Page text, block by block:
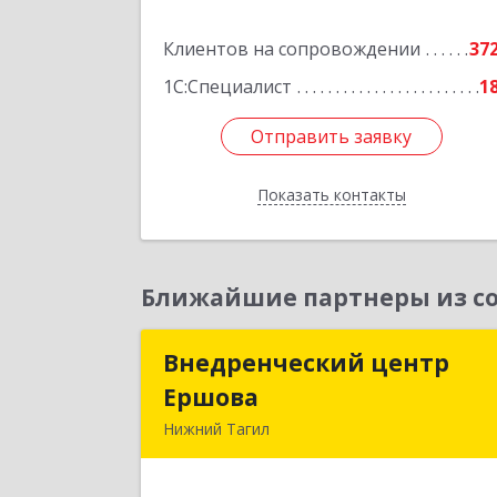
Клиентов на сопровождении
1С:Специалист
Отправить заявку
Показать контакты
Отправить заявку
Назад
Ближайшие партнеры из
Внедренческий центр
Ершова
Нижний Тагил
Внедренческий центр